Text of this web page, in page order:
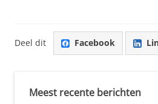
Deel dit Facebook
Meest recente berichten